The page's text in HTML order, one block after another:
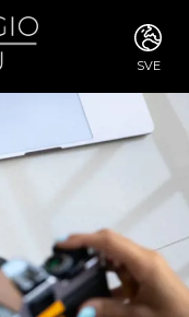
SVE
ITA
ENG
FRA
ESP
JPN
SVE
POR